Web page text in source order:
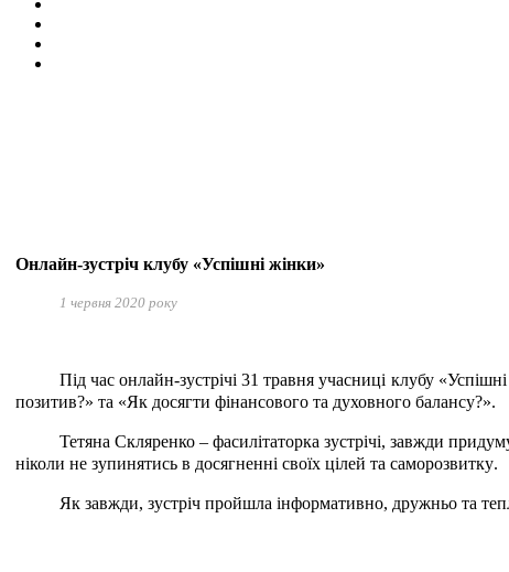
Онлайн-зустріч клубу «Успішні жінки»
1 червня 2020 року
Під час онлайн-зустрічі 31 травня учасниці клубу
позитив?» та «Як досягти фінансового та духовного балансу?».
Тетяна Скляренко – фасилітаторка зустрічі, завжди
ніколи не зупинятись в досягненні своїх цілей та саморозвитку.
Як завжди, зустріч пройшла інформативно, дружньо та